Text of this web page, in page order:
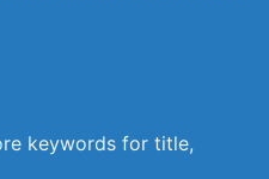
keywords for title,